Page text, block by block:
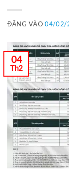
ĐĂNG VÀO04/02/
04
Th2